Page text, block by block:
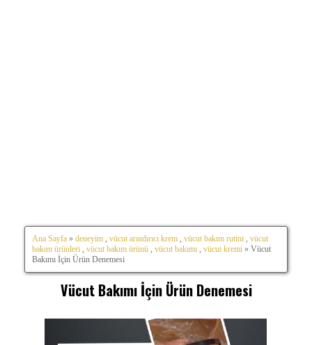
Ana Sayfa » deneyim vücut arındırıcı krem vücut bakım rutini
vücut
bakım ürünleri
vücut bakım ürünü vücut bakımı vücut kremi » Vücut
Bakımı İçin Ürün Denemesi
Vücut Bakımı İçin Ürün Denemesi